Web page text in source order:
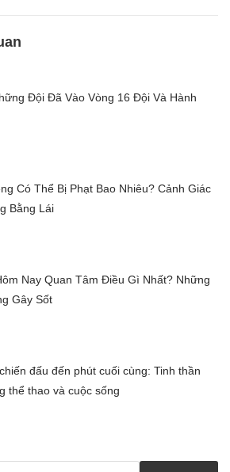
Đội Đã Vào Vòng 16 Đội Và Hành
Có Thể Bị Phạt Bao Nhiêu? Cảnh Giác
Bằng Lái
Nay Quan Tâm Điều Gì Nhất? Những
Gây Sốt
đấu đến phút cuối cùng: Tinh thần
thể thao và cuộc sống